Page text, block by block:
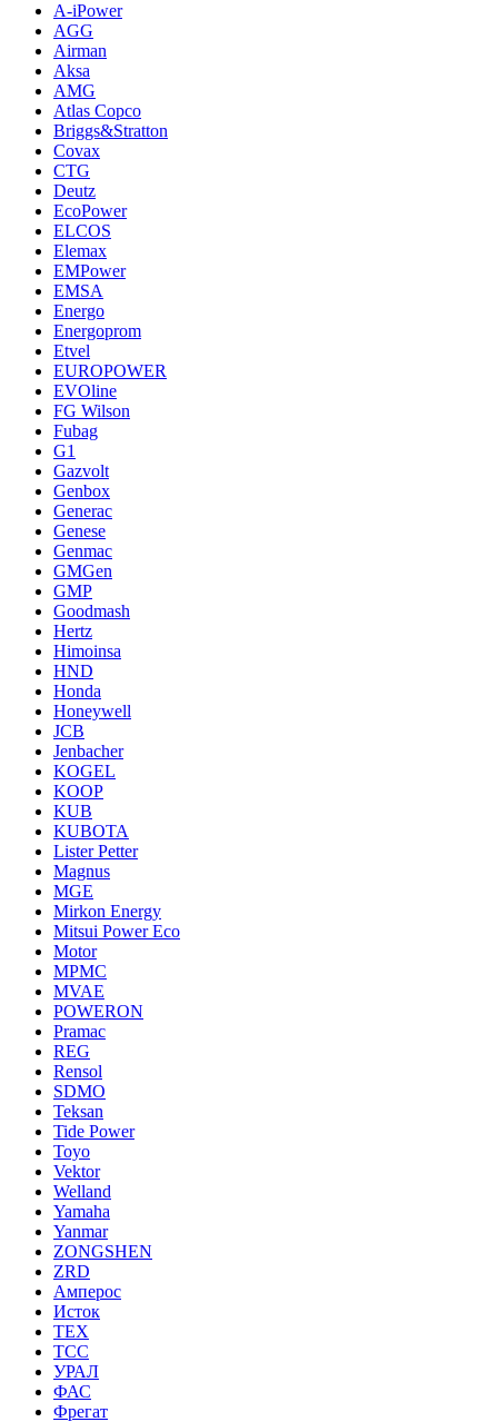
A-iPower
AGG
Airman
Aksa
AMG
Atlas Copco
Briggs&Stratton
Covax
CTG
Deutz
EcoPower
ELCOS
Elemax
EMPower
EMSA
Energo
Energoprom
Etvel
EUROPOWER
EVOline
FG Wilson
Fubag
G1
Gazvolt
Genbox
Generac
Genese
Genmac
GMGen
GMP
Goodmash
Hertz
Himoinsa
HND
Honda
Honeywell
JCB
Jenbacher
KOGEL
KOOP
KUB
KUBOTA
Lister Petter
Magnus
MGE
Mirkon Energy
Mitsui Power Eco
Motor
MPMC
MVAE
POWERON
Pramac
REG
Rensol
SDMO
Teksan
Tide Power
Toyo
Vektor
Welland
Yamaha
Yanmar
ZONGSHEN
ZRD
Амперос
Исток
ТЕХ
ТСС
УРАЛ
ФАС
Фрегат